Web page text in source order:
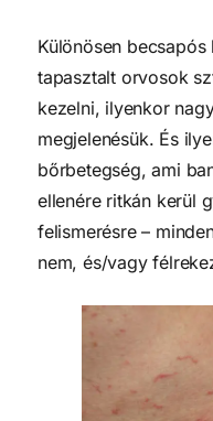
Különösen
tapasztalt orvosok
kezelni, ilyenkor
megjelenésük. És
bőrbetegség, ami
ellenére ritkán kerül
felismerésre –
nem, és/vagy